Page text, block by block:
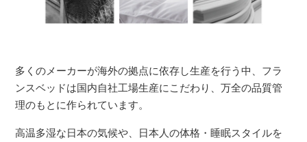
多くのメーカーが海外の拠点に依存し生産を行う中、フラ
ンスベッドは国内自社工場生産にこだわり、万全の品質管
理のもとに作られています。
高温多湿な日本の気候や、日本人の体格・睡眠スタイルを